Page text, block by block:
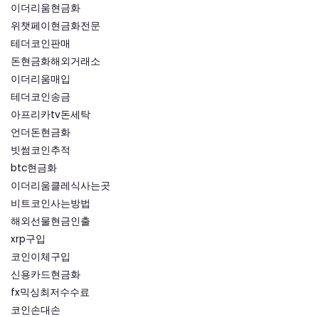
이더리움현금화
위챗페이현금화전문
테더코인판매
돈현금화해외거래소
이더리움매입
테더코인송금
아프리카tv돈세탁
언더돈현금화
빗썸코인추적
btc현금화
이더리움클레식사는곳
비트코인사는방법
해외선물현금인출
xrp구입
코인이체구입
신용카드현금화
fx믹싱최저수수료
코인손대손